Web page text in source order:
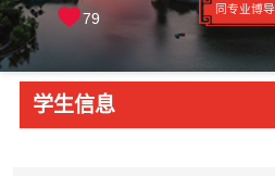
同专业博导
79
学生信息